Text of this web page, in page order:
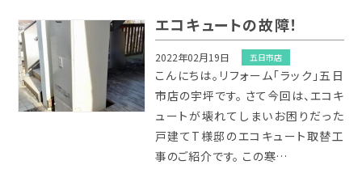
エコキュートの故障！
2022年02月19日 五日市店
こんにちは。リフォーム「ラック」五日
市店の宇坪です。 さて今回は、エコキ
ュートが壊れてしまいお困りだった
戸建てT様邸のエコキュート取替工
事のご紹介です。 この寒…